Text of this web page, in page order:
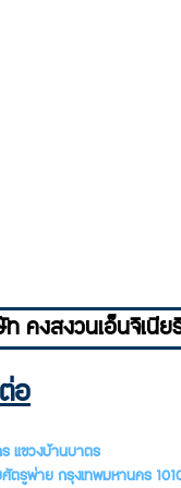
คงสงวนเอ็นจิเนีย
อ
แขวงบ้านบาตร
ตรูพ่าย กรุงเทพมหานคร